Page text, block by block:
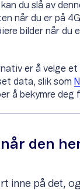
du slå av
når du er på
bilder når du
er å velge et
data, slik som
å bekymre deg
den
inne på det,